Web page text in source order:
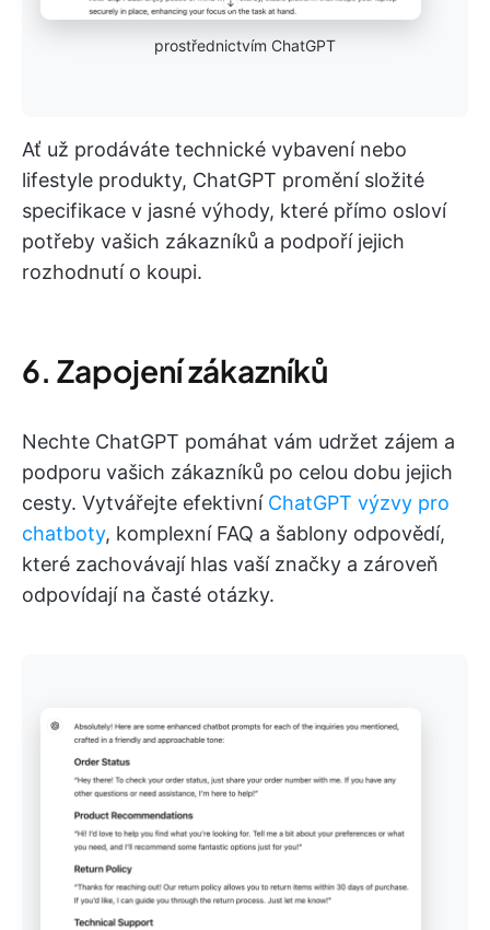
prostřednictvím ChatGPT
Ať už prodáváte technické vybavení nebo
lifestyle produkty, ChatGPT promění složité
specifikace v jasné výhody, které přímo osloví
potřeby vašich zákazníků a podpoří jejich
rozhodnutí o koupi.
6. Zapojení zákazníků
Nechte ChatGPT pomáhat vám udržet zájem a
podporu vašich zákazníků po celou dobu jejich
cesty. Vytvářejte efektivní ChatGPT výzvy pro
chatboty, komplexní FAQ a šablony odpovědí,
které zachovávají hlas vaší značky a zároveň
odpovídají na časté otázky.